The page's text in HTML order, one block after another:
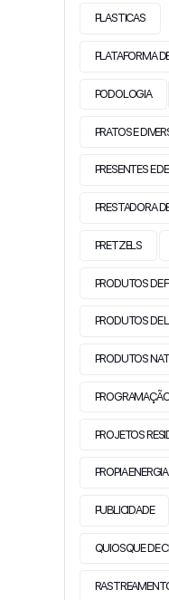
PLASTICAS
PLATAFORMA
PODOLOGIA
PRATOS E
PRESENTES E
PRESTADORA
PRETZELS
PRODUTOS DE
PRODUTOS DE
PRODUTOS
PROJETOS
PROPIA ENERGIA
PUBLICIDADE
QUIOSQUE DE